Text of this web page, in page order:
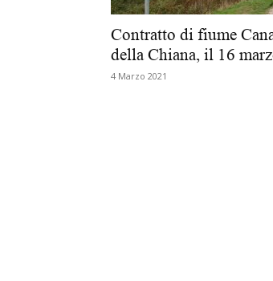
Contratto di fiume
della Chiana, il 16
4 Marzo 2021